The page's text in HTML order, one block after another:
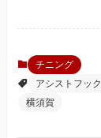
チニング
アシストフック
横須賀